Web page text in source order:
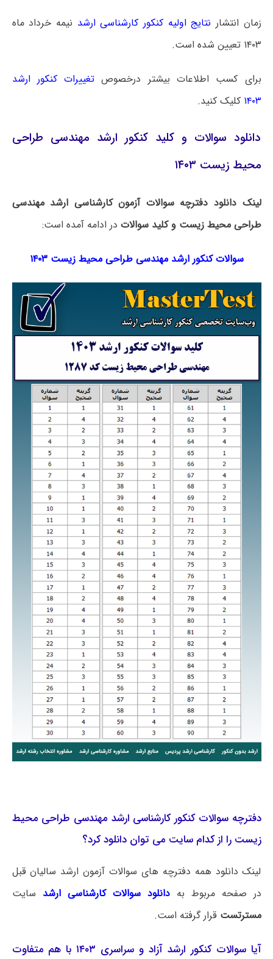
زمان انتشار نتایج اولیه کنکور کارشناسی ارشد نیمه خرداد ماه
۱۴۰۳ تعیین شده است.
برای کسب اطلاعات بیشتر درخصوص تغییرات کنکور ارشد
۱۴۰۳ کلیک کنید.
دانلود سوالات و کلید کنکور ارشد مهندسی طراحی
محیط زیست ۱۴۰۳
لینک دانلود دفترچه سوالات آزمون کارشناسی ارشد مهندسی
طراحی محیط زیست و کلید سوالات در ادامه آمده است:
سوالات کنکور ارشد مهندسی طراحی محیط زیست ۱۴۰۳
دفترچه سوالات کنکور کارشناسی ارشد مهندسی طراحی محیط
زیست را از کدام سایت می توان دانلود کرد؟
لینک دانلود همه دفترچه های سوالات آزمون ارشد سالیان قبل
در صفحه مربوط به دانلود سوالات کارشناسی ارشد سایت
مسترتست قرار گرفته است.
آیا سوالات کنکور ارشد آزاد و سراسری ۱۴۰۳ با هم متفاوت